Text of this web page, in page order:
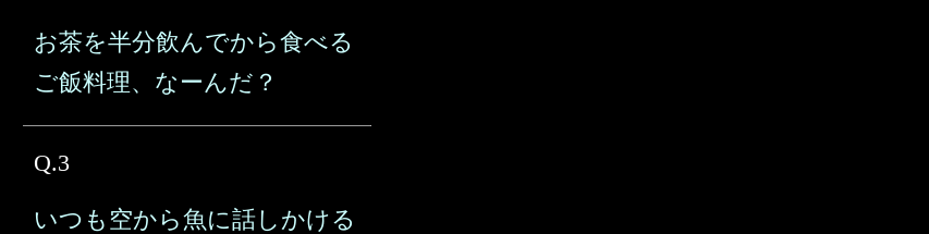
お茶を半分飲んでから食べる
ご飯料理、なーんだ？
Q.3
いつも空から魚に話しかける